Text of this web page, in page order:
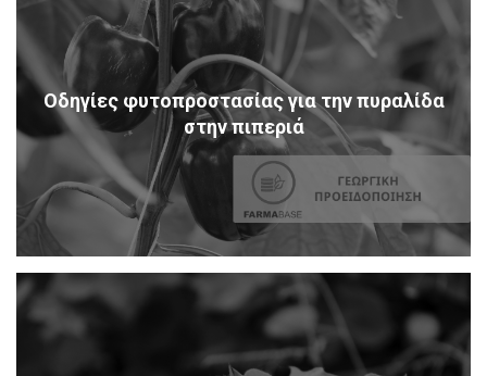
Οδηγίες φυτοπροστασίας για την πυραλίδα
στην πιπεριά